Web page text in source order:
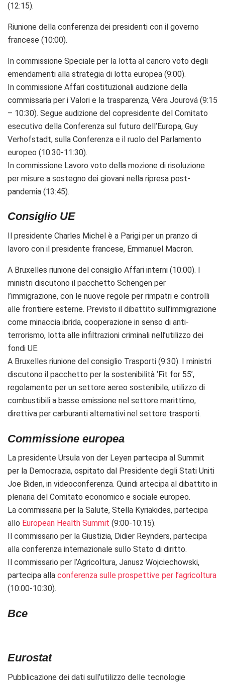
(12:15).
Riunione della conferenza dei presidenti con il governo
francese (10:00).
In commissione Speciale per la lotta al cancro voto degli
emendamenti alla strategia di lotta europea (9:00).
In commissione Affari costituzionali audizione della
commissaria per i Valori e la trasparenza, Věra Jourová (9:15
– 10:30). Segue audizione del copresidente del Comitato
esecutivo della Conferenza sul futuro dell’Europa, Guy
Verhofstadt, sulla Conferenza e il ruolo del Parlamento
europeo (10:30-11:30).
In commissione Lavoro voto della mozione di risoluzione
per misure a sostegno dei giovani nella ripresa post-
pandemia (13:45).
Consiglio UE
Il presidente Charles Michel è a Parigi per un pranzo di
lavoro con il presidente francese, Emmanuel Macron.
A Bruxelles riunione del consiglio Affari interni (10:00). I
ministri discutono il pacchetto Schengen per
l’immigrazione, con le nuove regole per rimpatri e controlli
alle frontiere esterne. Previsto il dibattito sull’immigrazione
come minaccia ibrida, cooperazione in senso di anti-
terrorismo, lotta alle infiltrazioni criminali nell’utilizzo dei
fondi UE.
A Bruxelles riunione del consiglio Trasporti (9:30). I ministri
discutono il pacchetto per la sostenibilità ‘Fit for 55’,
regolamento per un settore aereo sostenibile, utilizzo di
combustibili a basse emissione nel settore marittimo,
direttiva per carburanti alternativi nel settore trasporti.
Commissione europea
La presidente Ursula von der Leyen partecipa al Summit
per la Democrazia, ospitato dal Presidente degli Stati Uniti
Joe Biden, in videoconferenza. Quindi artecipa al dibattito in
plenaria del Comitato economico e sociale europeo.
La commissaria per la Salute, Stella Kyriakides, partecipa
allo European Health Summit (9:00-10:15).
Il commissario per la Giustizia, Didier Reynders, partecipa
alla conferenza internazionale sullo Stato di diritto.
Il commissario per l’Agricoltura, Janusz Wojciechowski,
partecipa alla conferenza sulle prospettive per l’agricoltura
(10:00-10:30).
Bce
Eurostat
Pubblicazione dei dati sull’utilizzo delle tecnologie